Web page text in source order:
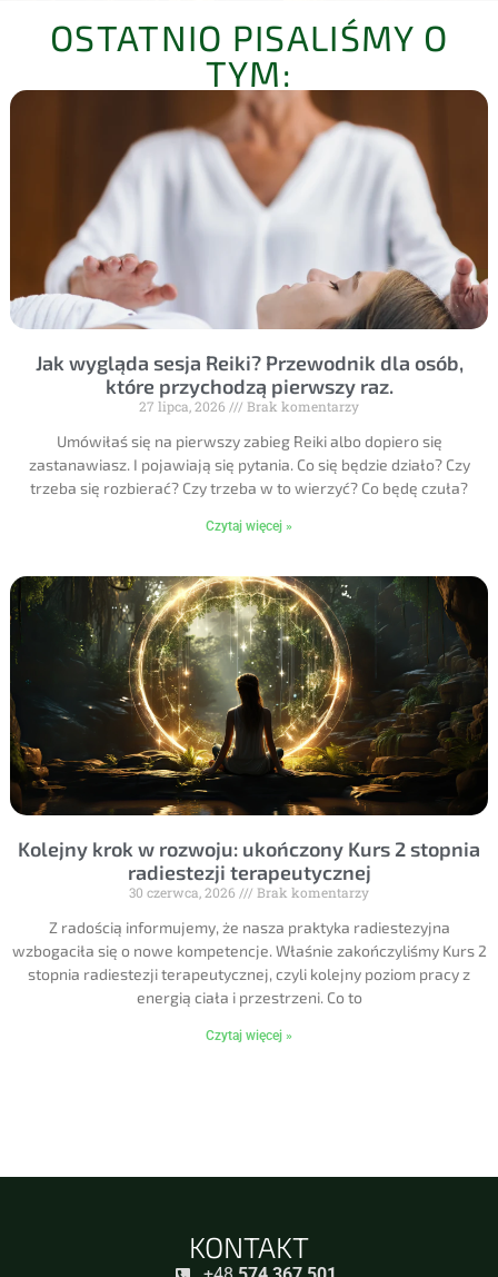
OSTATNIO PISALIŚMY O
TYM:
Jak wygląda sesja Reiki? Przewodnik dla osób,
które przychodzą pierwszy raz.
27 lipca, 2026 Brak komentarzy
Umówiłaś się na pierwszy zabieg Reiki albo dopiero się
zastanawiasz. I pojawiają się pytania. Co się będzie działo? Czy
trzeba się rozbierać? Czy trzeba w to wierzyć? Co będę czuła?
Czytaj więcej »
Kolejny krok w rozwoju: ukończony Kurs 2 stopnia
radiestezji terapeutycznej
30 czerwca, 2026 Brak komentarzy
Z radością informujemy, że nasza praktyka radiestezyjna
wzbogaciła się o nowe kompetencje. Właśnie zakończyliśmy Kurs 2
stopnia radiestezji terapeutycznej, czyli kolejny poziom pracy z
energią ciała i przestrzeni. Co to
Czytaj więcej »
KONTAKT